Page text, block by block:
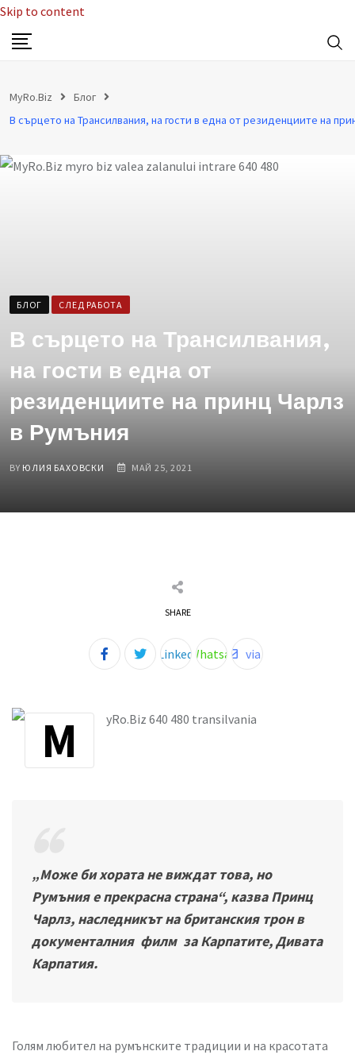
Skip to content
MyRo.Biz Блог
БЛОГ СЛЕД РАБОТА
В сърцето на Трансилвания,
на гости в една от
резиденциите на принц Чарлз
в Румъния
BY ЮЛИЯ БАХОВСКИ МАЙ 25, 2021
SHARE
LinkedInWhatsapp via
„Може би хората не виждат това, но
Румъния е прекрасна страна“, казва Принц
Чарлз, наследникът на британския трон в
документалния филм за Карпатите, Дивата
Карпатия.
Голям любител на румънските традиции и на красотата